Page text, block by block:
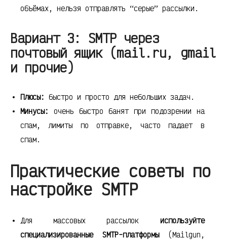
объёмах, нельзя отправлять “серые” рассылки.
Вариант 3: SMTP через
почтовый ящик (mail.ru, gmail
и прочие)
Плюсы: быстро и просто для небольших задач.
Минусы:
очень быстро банят при подозрении на
спам, лимиты по отправке, часто падает в
спам.
Практические советы по
настройке SMTP
Для массовых рассылок используйте
специализированные SMTP-платформы(Mailgun,